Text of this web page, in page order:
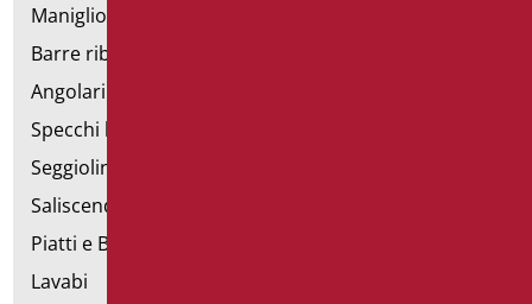
Maniglioni di sostegno
Barre ribaltabili e fisse
Angolari doccia e vasca
Specchi bagno
Seggiolini vasca e doccia
Saliscendi doccia di sostegno
Piatti e Box Doccia
Lavabi